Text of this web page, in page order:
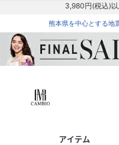
3,980円(税込)
熊本県を中心とする地
アイテム